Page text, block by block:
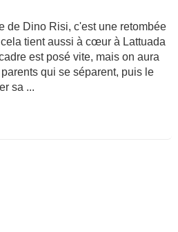
de Dino Risi, c'est une retombée
tient aussi à cœur à Lattuada
est posé vite, mais on aura
qui se séparent, puis le
sa ...